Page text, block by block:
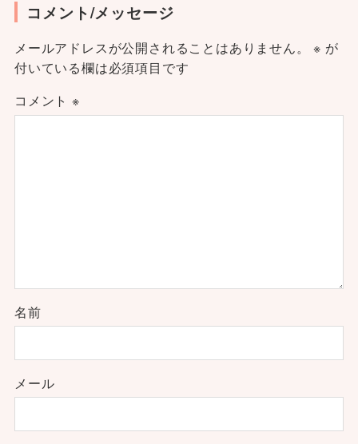
コメント/メッセージ
メールアドレスが公開されることはありません。 ※ が
付いている欄は必須項目です
コメント ※
名前
メール